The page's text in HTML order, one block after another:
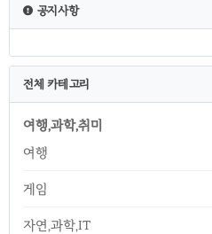
돌아다니면
공지사항
전체 카테고리
여행,과학,취미
여행
게임
자연,과학,IT